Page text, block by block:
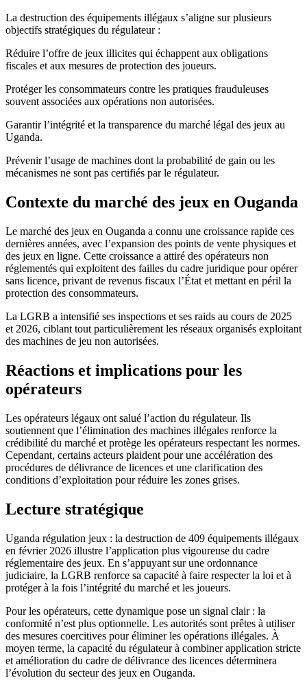
La destruction des équipements illégaux s’aligne sur plusieurs
objectifs stratégiques du régulateur :
Réduire l’offre de jeux illicites qui échappent aux obligations
fiscales et aux mesures de protection des joueurs.
Protéger les consommateurs contre les pratiques frauduleuses
souvent associées aux opérations non autorisées.
Garantir l’intégrité et la transparence du marché légal des jeux au
Uganda.
Prévenir l’usage de machines dont la probabilité de gain ou les
mécanismes ne sont pas certifiés par le régulateur.
Contexte du marché des jeux en Ouganda
Le marché des jeux en Ouganda a connu une croissance rapide ces
dernières années, avec l’expansion des points de vente physiques et
des jeux en ligne. Cette croissance a attiré des opérateurs non
réglementés qui exploitent des failles du cadre juridique pour opérer
sans licence, privant de revenus fiscaux l’État et mettant en péril la
protection des consommateurs.
La LGRB a intensifié ses inspections et ses raids au cours de 2025
et 2026, ciblant tout particulièrement les réseaux organisés exploitant
des machines de jeu non autorisées.
Réactions et implications pour les
opérateurs
Les opérateurs légaux ont salué l’action du régulateur. Ils
soutiennent que l’élimination des machines illégales renforce la
crédibilité du marché et protège les opérateurs respectant les normes.
Cependant, certains acteurs plaident pour une accélération des
procédures de délivrance de licences et une clarification des
conditions d’exploitation pour réduire les zones grises.
Lecture stratégique
Uganda régulation jeux : la destruction de 409 équipements illégaux
en février 2026 illustre l’application plus vigoureuse du cadre
réglementaire des jeux. En s’appuyant sur une ordonnance
judiciaire, la LGRB renforce sa capacité à faire respecter la loi et à
protéger à la fois l’intégrité du marché et les joueurs.
Pour les opérateurs, cette dynamique pose un signal clair : la
conformité n’est plus optionnelle. Les autorités sont prêtes à utiliser
des mesures coercitives pour éliminer les opérations illégales. À
moyen terme, la capacité du régulateur à combiner application stricte
et amélioration du cadre de délivrance des licences déterminera
l’évolution du secteur des jeux en Ouganda.